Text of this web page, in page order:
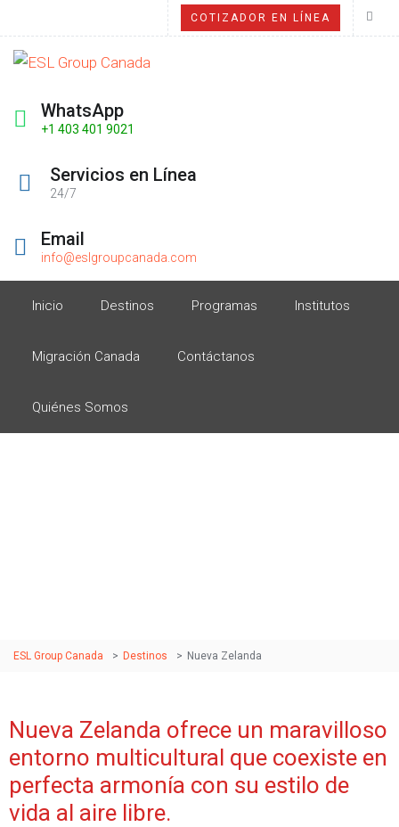
COTIZADOR EN LÍNEA
WhatsApp
+1 403 401 9021
Servicios en Línea
24/7
Email
info@eslgroupcanada.com
Inicio Destinos Programas Institutos
Migración Canada Contáctanos
Quiénes Somos
ESL Group Canada > Destinos > Nueva Zelanda
Nueva Zelanda ofrece un maravilloso
entorno multicultural que coexiste en
perfecta armonía con su estilo de
vida al aire libre.